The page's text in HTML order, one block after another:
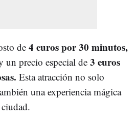
de4 euros por 30 minutos,
un precio especial de 3 euros
Esta atracción no solo
una experiencia mágica